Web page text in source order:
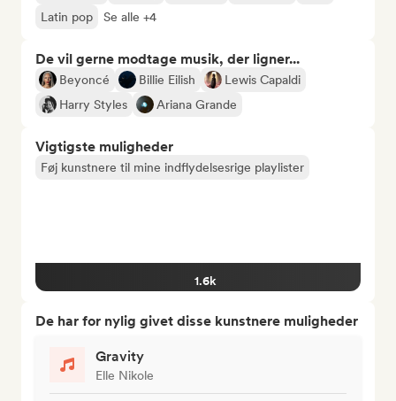
Latin pop
Se alle +4
De vil gerne modtage musik, der ligner...
Beyoncé Billie Eilish
Lewis Capaldi
Harry Styles
Ariana Grande
Vigtigste muligheder
Føj kunstnere til mine indflydelsesrige playlister
1.6k
De har for nylig givet disse kunstnere muligheder
Gravity
Elle Nikole